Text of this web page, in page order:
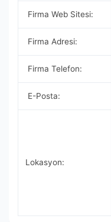
Firma Web Sitesi:
Firma Adresi:
Firma Telefon:
E-Posta:
Lokasyon: